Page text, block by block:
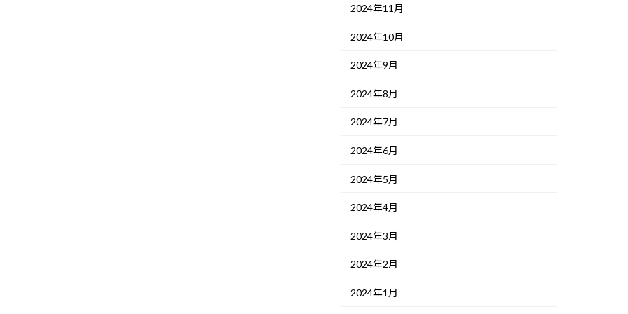
2024年11月
2024年10月
2024年9月
2024年8月
2024年7月
2024年6月
2024年5月
2024年4月
2024年3月
2024年2月
2024年1月